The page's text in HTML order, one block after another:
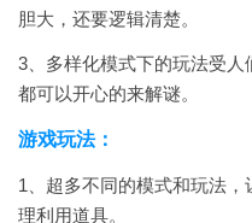
胆大，还要逻辑清楚。
3、多样化模式下的玩法受
都可以开心的来解谜。
游戏玩法：
1、超多不同的模式和玩法
理利用道具。